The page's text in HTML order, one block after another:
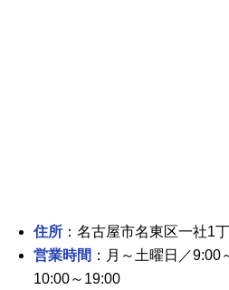
住所 ：名古屋市名東区一社1
営業時間 ：月～土曜日／9:00
10:00～19:00